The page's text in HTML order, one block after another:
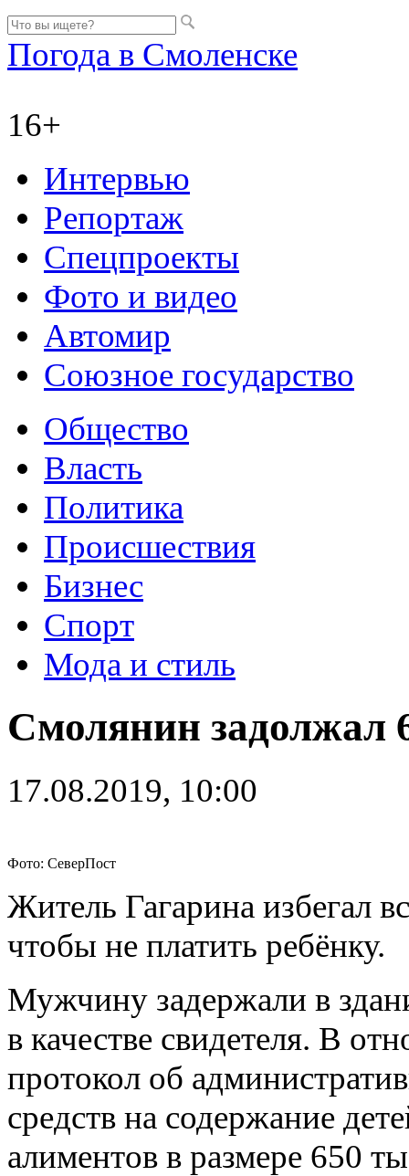
Погода в Смоленске
16+
Интервью
Репортаж
Спецпроекты
Фото и видео
Автомир
Союзное государство
Общество
Власть
Политика
Происшествия
Бизнес
Спорт
Мода и стиль
Смолянин задолжал
17.08.2019, 10:00
Фото: СеверПост
Житель Гагарина избегал
чтобы не платить ребёнку.
Мужчину задержали в
в качестве свидетеля. В
протокол об
средств на содержание
алиментов в размере 650